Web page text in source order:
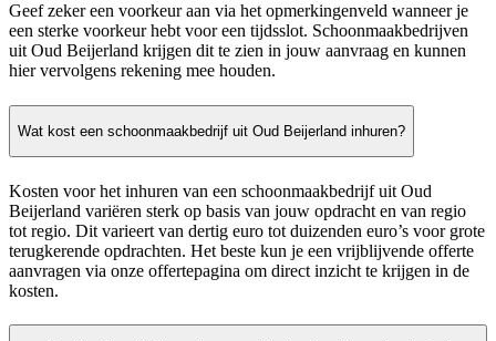
Geef zeker een voorkeur aan via het opmerkingenveld wanneer je
een sterke voorkeur hebt voor een tijdsslot. Schoonmaakbedrijven
uit Oud Beijerland krijgen dit te zien in jouw aanvraag en kunnen
hier vervolgens rekening mee houden.
Wat kost een schoonmaakbedrijf uit Oud Beijerland inhuren?
Kosten voor het inhuren van een schoonmaakbedrijf uit Oud
Beijerland variëren sterk op basis van jouw opdracht en van regio
tot regio. Dit varieert van dertig euro tot duizenden euro’s voor grote
terugkerende opdrachten. Het beste kun je een vrijblijvende offerte
aanvragen via onze offertepagina om direct inzicht te krijgen in de
kosten.